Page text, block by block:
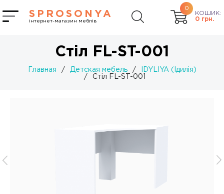
SPROSONYA
інтернет-магазин меблів
0
КОШИК:
0 грн.
Стіл FL-ST-001
Главная / Детская мебель /
IDYLIYA (Ідилія)
/
Стіл FL-ST-001